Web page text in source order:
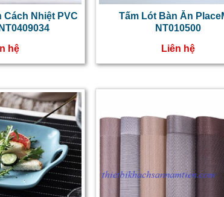
Cách Nhiệt PVC
hệ
Tấm Lót Bàn Ăn
NT010500
Liên hệ